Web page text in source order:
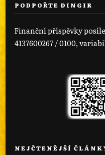
PODPOŘTE DINGIR
Finanční příspěvky
4137600267 / 0100,
NEJČTENĚJŠÍ